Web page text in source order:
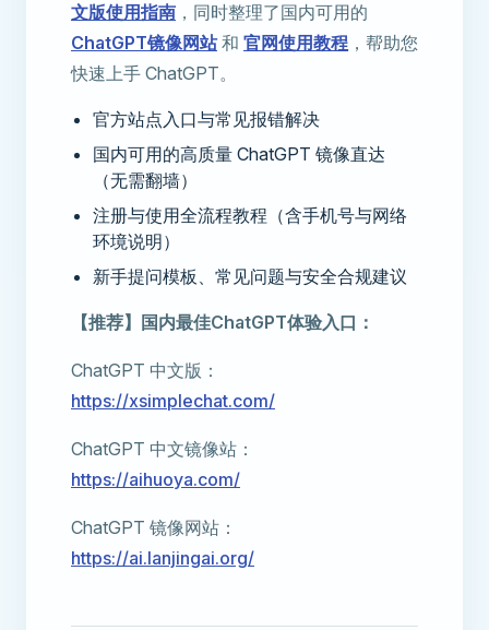
文版使用指南 ，同时整理了国内可用的
ChatGPT镜像网站和 官网使用教程 ，帮助您
快速上手 ChatGPT。
官方站点入口与常见报错解决
国内可用的高质量 ChatGPT 镜像直达
（无需翻墙）
注册与使用全流程教程（含手机号与网络
环境说明）
新手提问模板、常见问题与安全合规建议
【推荐】国内最佳ChatGPT体验入口：
ChatGPT 中文版：
https://xsimplechat.com/
ChatGPT 中文镜像站：
https://aihuoya.com/
ChatGPT 镜像网站：
https://ai.lanjingai.org/